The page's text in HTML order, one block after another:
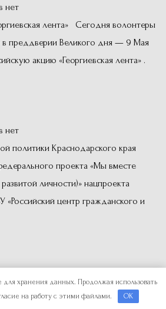
нет
лента» Сегодня волонтеры
преддверии Великого дня — 9 Мая
акцию «Георгиевская лента» .
нет
политики Краснодарского края
проекта «Мы вместе
личности)» нацпроекта
центр гражданского и
Отдел по делам молодежи
для хранения данных. Продолжая использовать
на работу с этими файлами.
OK